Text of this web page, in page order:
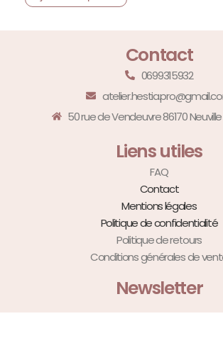
Contact
0699315932
50 rue de Vendeuvre 86170
Liens utiles
FAQ
Contact
Mentions légales
Politique de confidentialité
Politique de retours
Conditions générales de
Newsletter